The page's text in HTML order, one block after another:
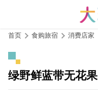
首页 食购旅宿 消费店家
绿野鲜蓝带无花果